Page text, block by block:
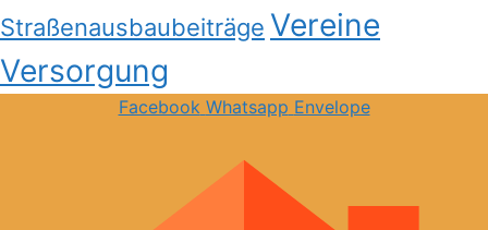
Straßenausbaubeiträge Vereine
Versorgung
Facebook Whatsapp Envelope